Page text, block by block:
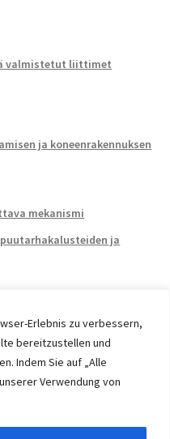
Erlebnis zu verbessern,
bereitzustellen und
Indem Sie auf „Alle
Verwendung von
valmistetut liittimet
ja koneenrakennuksen
mekanismi
ja
member of the ERUON